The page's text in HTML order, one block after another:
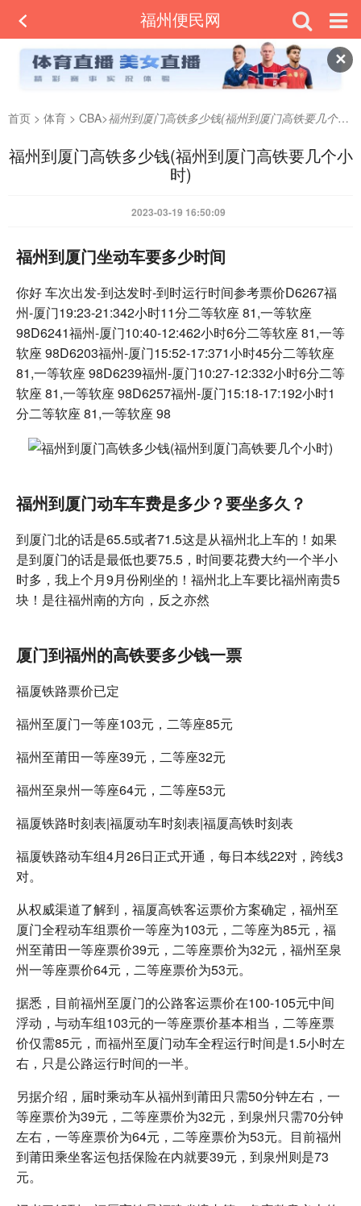
✕
福州便民网
首页 > 体育 > CBA>福州到厦门高铁多少钱(福州到厦门高铁要几个小时)
福州到厦门高铁多少钱(福州到厦门高铁要几个小
时)
2023-03-19 16:50:09
福州到厦门坐动车要多少时间
你好 车次出发-到达发时-到时运行时间参考票价D6267福
州-厦门19:23-21:342小时11分二等软座 81,一等软座
98D6241福州-厦门10:40-12:462小时6分二等软座 81,一等
软座 98D6203福州-厦门15:52-17:371小时45分二等软座
81,一等软座 98D6239福州-厦门10:27-12:332小时6分二等
软座 81,一等软座 98D6257福州-厦门15:18-17:192小时1
分二等软座 81,一等软座 98
福州到厦门动车车费是多少？要坐多久？
到厦门北的话是65.5或者71.5这是从福州北上车的！如果
是到厦门的话是最低也要75.5，时间要花费大约一个半小
时多，我上个月9月份刚坐的！福州北上车要比福州南贵5
块！是往福州南的方向，反之亦然
厦门到福州的高铁要多少钱一票
福厦铁路票价已定
福州至厦门一等座103元，二等座85元
福州至莆田一等座39元，二等座32元
福州至泉州一等座64元，二等座53元
福厦铁路时刻表|福厦动车时刻表|福厦高铁时刻表
福厦铁路动车组4月26日正式开通，每日本线22对，跨线3
对。
从权威渠道了解到，福厦高铁客运票价方案确定，福州至
厦门全程动车组票价一等座为103元，二等座为85元，福
州至莆田一等座票价39元，二等座票价为32元，福州至泉
州一等座票价64元，二等座票价为53元。
据悉，目前福州至厦门的公路客运票价在100-105元中间
浮动，与动车组103元的一等座票价基本相当，二等座票
价仅需85元，而福州至厦门动车全程运行时间是1.5小时左
右，只是公路运行时间的一半。
另据介绍，届时乘动车从福州到莆田只需50分钟左右，一
等座票价为39元，二等座票价为32元，到泉州只需70分钟
左右，一等座票价为64元，二等座票价为53元。目前福州
到莆田乘坐客运包括保险在内就要39元，到泉州则是73
元。